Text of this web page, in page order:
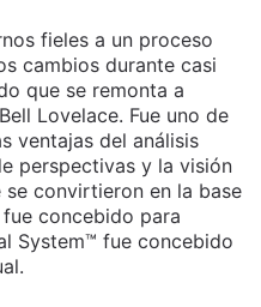
fieles a un proceso
cambios durante casi
que se remonta a
Lovelace. Fue uno de
ventajas del análisis
perspectivas y la visión
convirtieron en la base
concebido para
System™ fue concebido